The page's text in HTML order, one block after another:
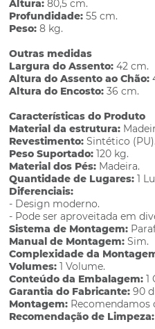
Altura:80,5 cm.
Profundidade:55 cm.
Peso:8 kg.
Outras medidas
Largura do Assento:42 cm.
Altura do Assento ao Chão:
Altura do Encosto:36 cm.
Características do Produto
Material da estrutura:
Revestimento:Sintético (PU).
Peso Suportado:120 kg.
Material dos Pés: Madeira.
Quantidade de Lugares:1
Diferenciais:
- Design moderno.
- Pode ser aproveitada em
Sistema de Montagem:
Manual de Montagem:Sim.
Complexidade da
Volumes:1 Volume.
Conteúdo da Embalagem:1
Garantia do Fabricante:90
Montagem: Recomendamos
Recomendação de Limpeza: